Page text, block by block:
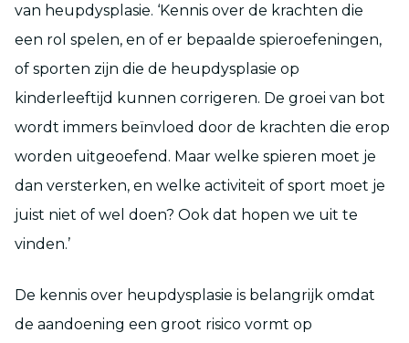
van heupdysplasie. ‘Kennis over de krachten die
een rol spelen, en of er bepaalde spieroefeningen,
of sporten zijn die de heupdysplasie op
kinderleeftijd kunnen corrigeren. De groei van bot
wordt immers beïnvloed door de krachten die erop
worden uitgeoefend. Maar welke spieren moet je
dan versterken, en welke activiteit of sport moet je
juist niet of wel doen? Ook dat hopen we uit te
vinden.’
De kennis over heupdysplasie is belangrijk omdat
de aandoening een groot risico vormt op